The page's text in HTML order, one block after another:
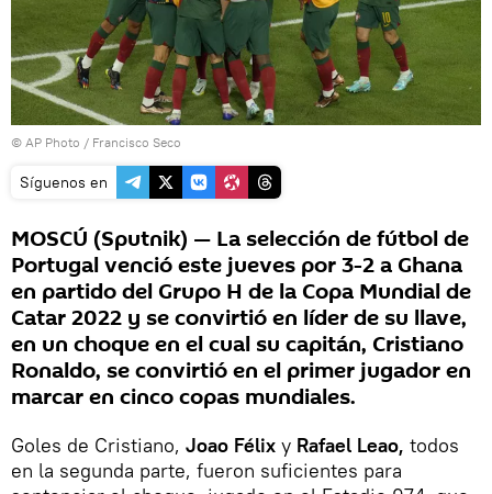
© AP Photo / Francisco Seco
Síguenos en
MOSCÚ (Sputnik) — La selección de fútbol de
Portugal venció este jueves por 3-2 a Ghana
en partido del Grupo H de la Copa Mundial de
Catar 2022 y se convirtió en líder de su llave,
en un choque en el cual su capitán, Cristiano
Ronaldo, se convirtió en el primer jugador en
marcar en cinco copas mundiales.
Goles de Cristiano, Joao Félix y Rafael Leao, todos
en la segunda parte, fueron suficientes para